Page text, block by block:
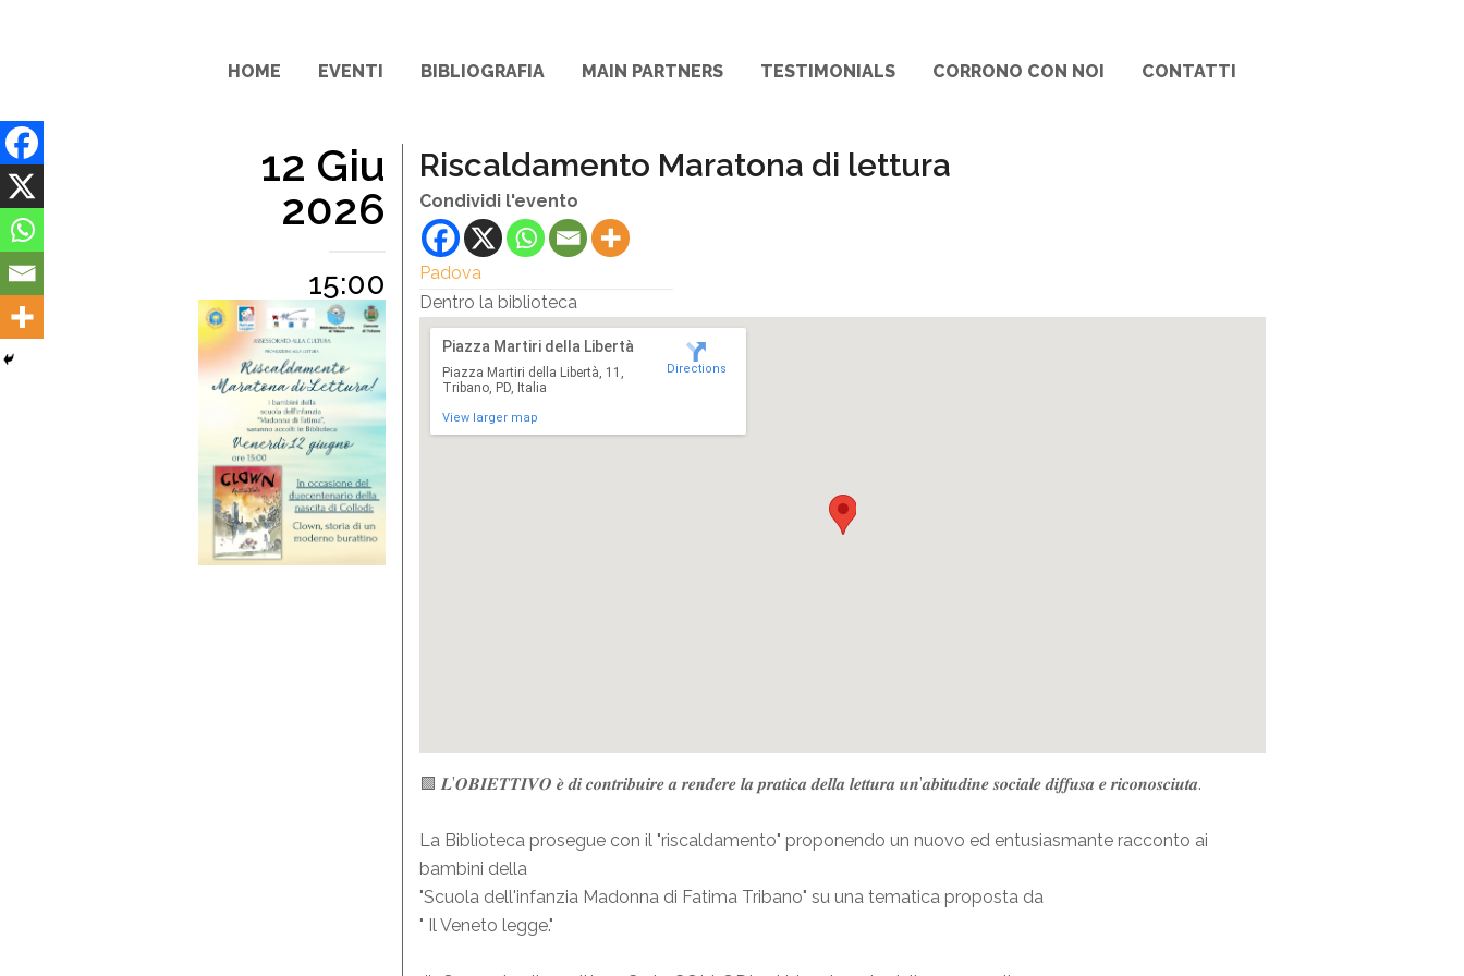
HOME EVENTI BIBLIOGRAFIA MAIN PARTNERS TESTIMONIALS CORRONO CON NOI CONTATTI
12 Giu
2026
15:00
Riscaldamento Maratona di lettura
Condividi l'evento
Padova
Dentro la biblioteca
Piazza Martiri della Libertà
Piazza Martiri della Libertà, 11,
Tribano, PD, Italia
View larger map
Directions
🟩 𝑳’𝑶𝑩𝑰𝑬𝑻𝑻𝑰𝑽𝑶 𝒆̀ 𝒅𝒊 𝒄𝒐𝒏𝒕𝒓𝒊𝒃𝒖𝒊𝒓𝒆 𝒂 𝒓𝒆𝒏𝒅𝒆𝒓𝒆 𝒍𝒂 𝒑𝒓𝒂𝒕𝒊𝒄𝒂 𝒅𝒆𝒍𝒍𝒂 𝒍𝒆𝒕𝒕𝒖𝒓𝒂 𝒖𝒏’𝒂𝒃𝒊𝒕𝒖𝒅𝒊𝒏𝒆 𝒔𝒐𝒄𝒊𝒂𝒍𝒆 𝒅𝒊𝒇𝒇𝒖𝒔𝒂 𝒆 𝒓𝒊𝒄𝒐𝒏𝒐𝒔𝒄𝒊𝒖𝒕𝒂.
La Biblioteca prosegue con il "riscaldamento" proponendo un nuovo ed entusiasmante racconto ai
bambini della
"Scuola dell'infanzia Madonna di Fatima Tribano" su una tematica proposta da
" Il Veneto legge."